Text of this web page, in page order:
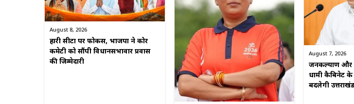
August 8, 2026
हारी सीटों पर फोकस, भाजपा ने कोर
कमेटी को सौंपी विधानसभावार प्रवास
की जिम्मेदारी
August 7, 2026
जनकल्याण और
धामी कैबिनेट
बदलेगी